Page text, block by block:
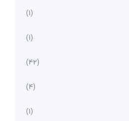
(1)
(1)
(42)
(4)
(1)